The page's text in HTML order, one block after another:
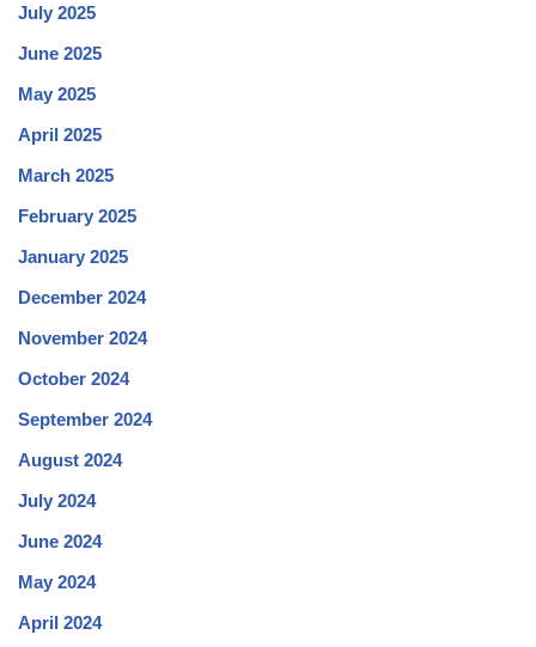
July 2025
June 2025
May 2025
April 2025
March 2025
February 2025
January 2025
December 2024
November 2024
October 2024
September 2024
August 2024
July 2024
June 2024
May 2024
April 2024